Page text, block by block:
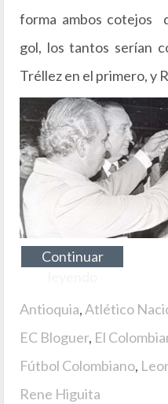
forma ambos cotejos
gol, los tantos serían
Tréllez en el primero, y
Continuar
Antioquia,Atlético
EC Bloguer, El
Fútbol Colombiano,
Rene Higuita